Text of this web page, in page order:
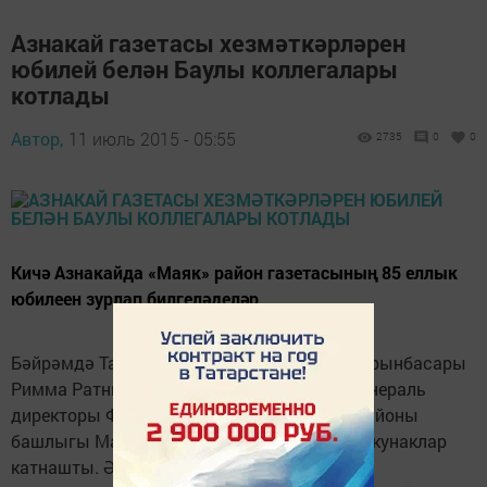
Азнакай газетасы хезмәткәрләрен
юбилей белән Баулы коллегалары
котлады
Автор, 11 июль 2015 - 05:55 2735 0 0
Кичә Азнакайда «Маяк» район газетасының 85 еллык
юбилеен зурлап билгеләделәр.
Бәйрәмдә Татарстан Дәүләт Советы әисе урынбасары
Римма Ратникова, «Татмедиа» холдингы генераль
директоры Фәрит Шаһиәхмәтов, Азнакай районы
башлыгы Марсель Шәйдуллин һәм бик күп кунаклар
катнашты. Әлбәттә район газеталары баш